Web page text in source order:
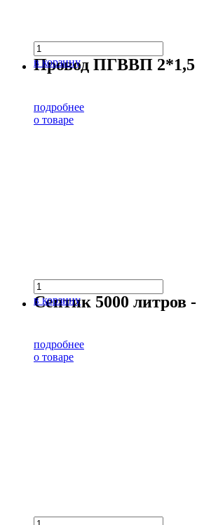
в корзину
Провод ПГВВП 2*1,5
подробнее
о товаре
в корзину
Септик 5000
подробнее
о товаре